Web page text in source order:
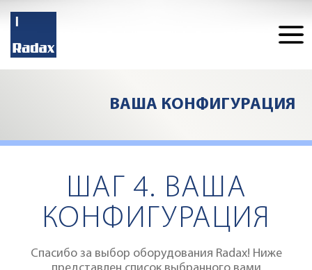
ВАША КОНФИГУРАЦИЯ
Конфигуратор
ШАГ 4. ВАША
КОНФИГУРАЦИЯ
Спасибо за выбор оборудования Radax! Ниже